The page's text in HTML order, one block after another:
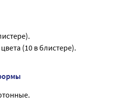
(10 в блистере).